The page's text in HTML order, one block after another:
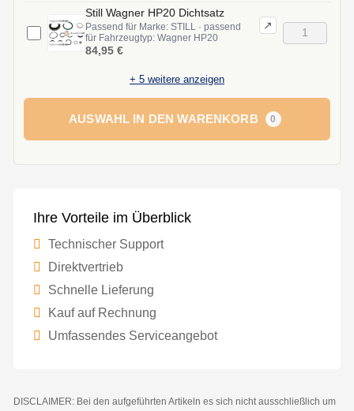
Still Wagner HP20 Dichtsatz
Passend für Marke: STILL · passend
für Fahrzeugtyp: Wagner HP20
↗
84,95 €
+ 5 weitere anzeigen
AUSWAHL IN DEN WARENKORB 0
Ihre Vorteile im Überblick
Technischer Support
Direktvertrieb
Schnelle Lieferung
Kauf auf Rechnung
Umfassendes Serviceangebot
DISCLAIMER: Bei den aufgeführten Artikeln es sich nicht ausschließlich um